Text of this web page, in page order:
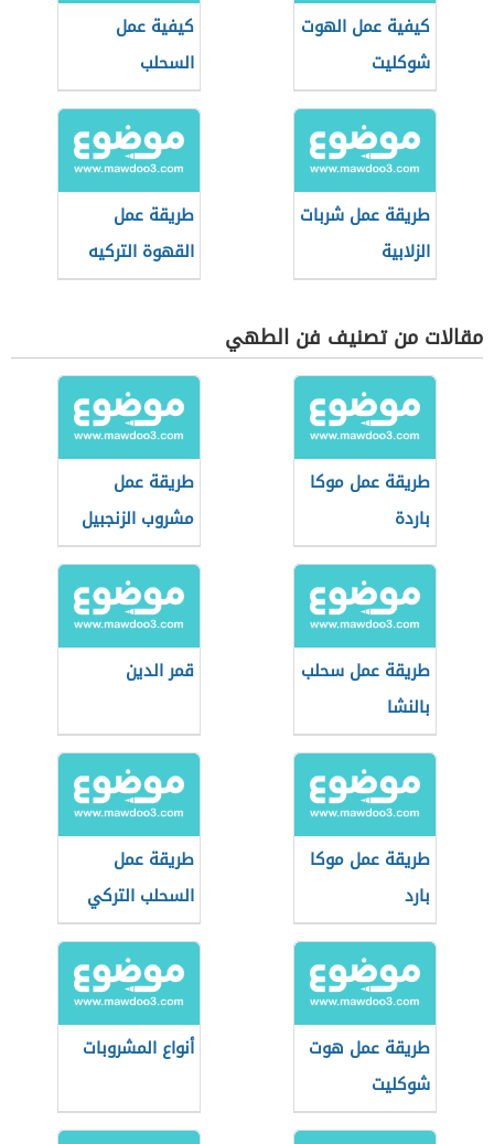
كيفية عمل الهوت
شوكليت
كيفية عمل
السحلب
طريقة عمل شربات
الزلابية
طريقة عمل
القهوة التركيه
بالحليب
مقالات من تصنيف فن الطهي
طريقة عمل موكا
باردة
طريقة عمل
مشروب الزنجبيل
طريقة عمل سحلب
بالنشا
قمر الدين
طريقة عمل موكا
بارد
طريقة عمل
السحلب التركي
طريقة عمل هوت
شوكليت
أنواع المشروبات